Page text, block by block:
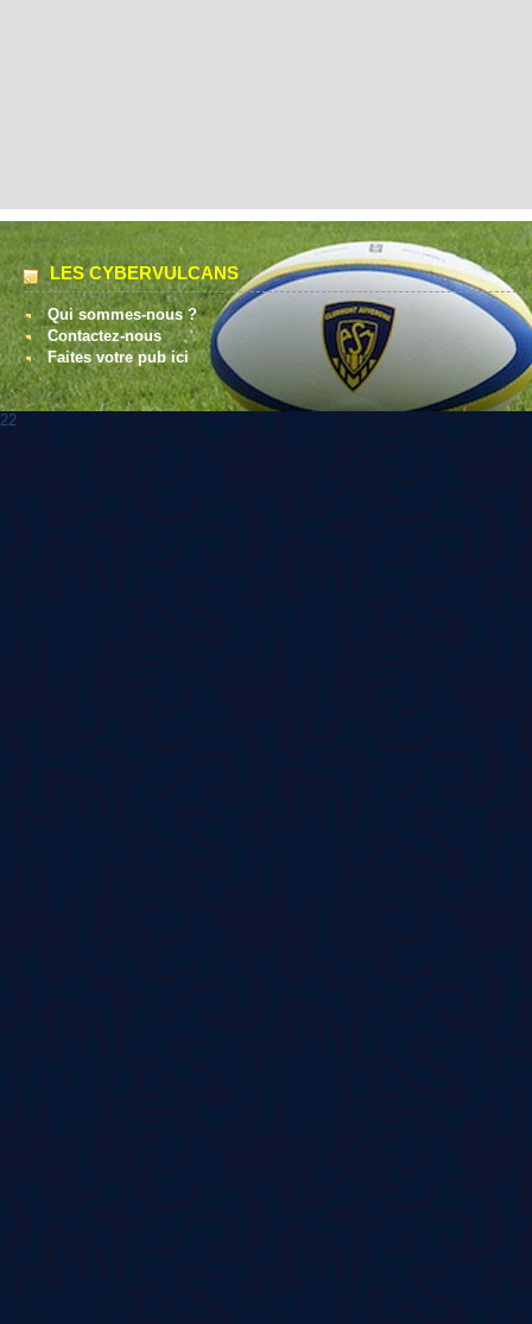
LES CYBERVULCANS
Qui sommes-nous ?
Contactez-nous
Faites votre pub ici
22